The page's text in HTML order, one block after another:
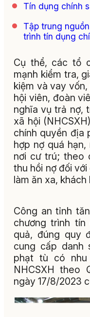
Tín dụng chính
Tập trung
trình tín dụng
Cụ thể, các tổ
mạnh kiểm tra,
kiệm và vay
hội viên, đoàn
nghĩa vụ trả nợ,
xã hội
chính quyền địa
hợp nợ quá
nơi cư trú; theo
thu hồi nợ đối
làm ăn xa,
Công an tỉnh
chương trình
quả, đúng quy
cung cấp danh
phạt tù có
NHCSXH theo
ngày 17/8/2023